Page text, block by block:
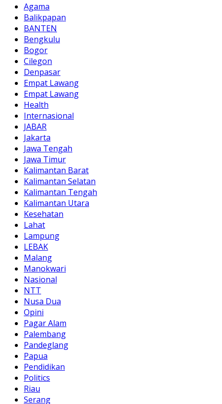
Agama
Balikpapan
BANTEN
Bengkulu
Bogor
Cilegon
Denpasar
Empat Lawang
Empat Lawang
Health
Internasional
JABAR
Jakarta
Jawa Tengah
Jawa Timur
Kalimantan Barat
Kalimantan Selatan
Kalimantan Tengah
Kalimantan Utara
Kesehatan
Lahat
Lampung
LEBAK
Malang
Manokwari
Nasional
NTT
Nusa Dua
Opini
Pagar Alam
Palembang
Pandeglang
Papua
Pendidikan
Politics
Riau
Serang